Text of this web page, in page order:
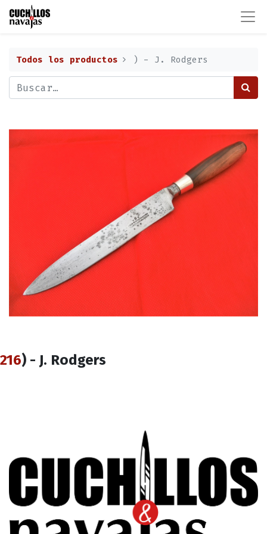
Todos los productos ) - J. Rodgers
216) - J. Rodgers